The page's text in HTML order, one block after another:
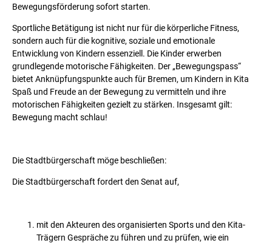
Bewegungsförderung sofort starten.
Sportliche Betätigung ist nicht nur für die körperliche Fitness,
sondern auch für die kognitive, soziale und emotionale
Entwicklung von Kindern essenziell. Die Kinder erwerben
grundlegende motorische Fähigkeiten. Der „Bewegungspass“
bietet Anknüpfungspunkte auch für Bremen, um Kindern in Kita
Spaß und Freude an der Bewegung zu vermitteln und ihre
motorischen Fähigkeiten gezielt zu stärken. Insgesamt gilt:
Bewegung macht schlau!
Die Stadtbürgerschaft möge beschließen:
Die Stadtbürgerschaft fordert den Senat auf,
mit den Akteuren des organisierten Sports und den Kita-
Trägern Gespräche zu führen und zu prüfen, wie ein